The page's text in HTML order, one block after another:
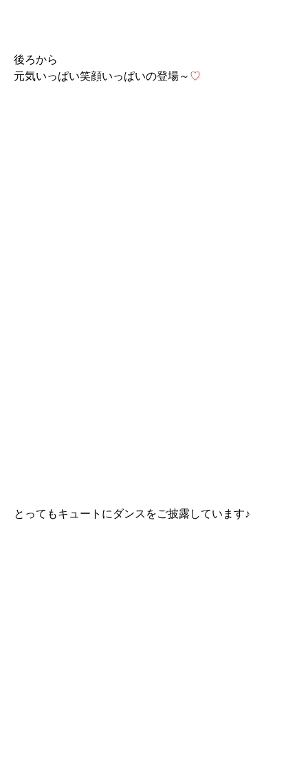
後ろから
元気いっぱい笑顔いっぱいの登場～ ♡
とってもキュートにダンスをご披露しています♪